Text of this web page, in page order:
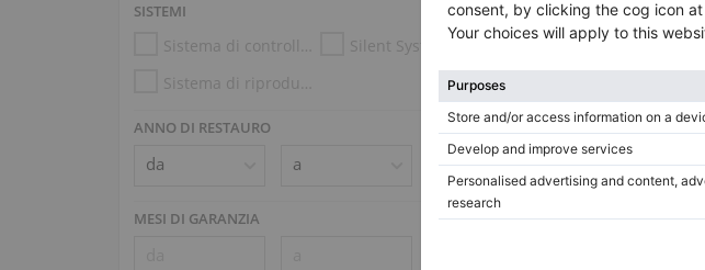
SISTEMI
Sistema di controllo dell’umidità
Silent System
Sistema di riproduzione (es. Disklavier, PianoDisc)
ANNO DI RESTAURO
MESI DI GARANZIA